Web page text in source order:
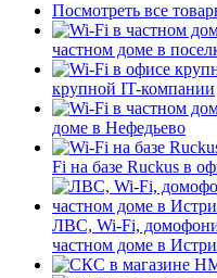
Посмотреть все
частном доме в
крупной IT-компании
доме в Нефедьево
Fi на базе Ruckus в
ЛВС, Wi-Fi,
частном доме в